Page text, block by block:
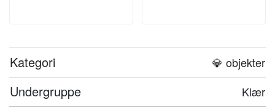
Kategori 💎 objekter
Undergruppe Klær